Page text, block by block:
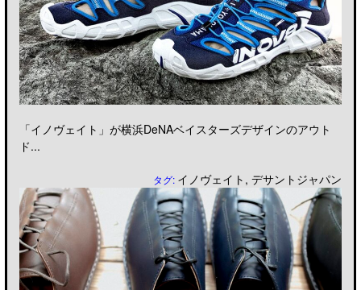
「イノヴェイト」が横浜DeNAベイスターズデザインのアウト
ド...
タグ: イノヴェイト ,デサントジャパン